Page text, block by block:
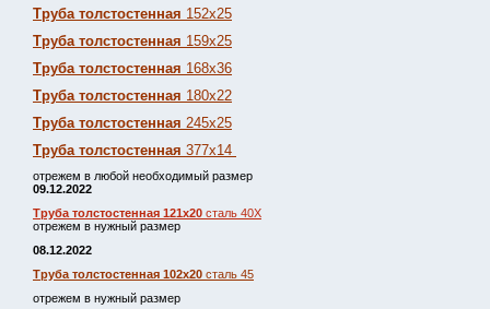
Труба толстостенная 152х25
Труба толстостенная 159х25
Труба толстостенная 168х36
Труба толстостенная 180х22
Труба толстостенная 245х25
Труба толстостенная 377х14
отрежем в любой необходимый размер
09.12.2022
Труба толстостенная 121х20 сталь 40Х
отрежем в нужный размер
08.12.2022
Труба толстостенная 102х20 сталь 45
отрежем в нужный размер